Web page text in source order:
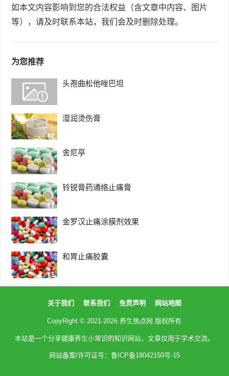
如本文内容影响到您的合法权益（含文章中内容、图片
等），请及时联系本站，我们会及时删除处理。
为您推荐
头孢曲松他唑巴坦
湿润烫伤膏
舍尼亭
铃锐膏药通络止痛膏
金罗汉止痛涂膜剂效果
和胃止痛胶囊
关于我们 联系我们 免责声明 网站地图
CopyRight © 2021-2026养生热点网 版权所有
本站是一个分享健康养生小常识的知识网站，文章仅用于学术交流。
网站备案/许可证号：鲁ICP备18042150号-15